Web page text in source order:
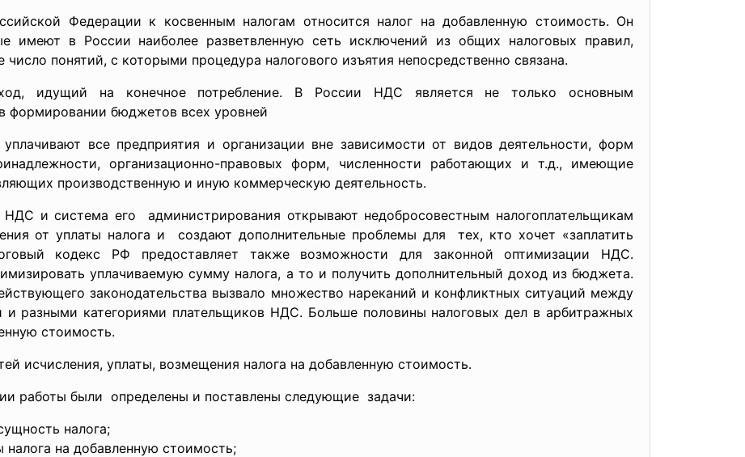
Федерации к косвенным налогам относится налог на добавленную стоимость. Он
имеют в России наиболее разветвленную сеть исключений из общих налоговых правил,
понятий, с которыми процедура налогового изъятия непосредственно связана.
идущий на конечное потребление. В России НДС является не только основным
формировании бюджетов всех уровней
все предприятия и организации вне зависимости от видов деятельности, форм
организационно-правовых форм, численности работающих и т.д., имеющие
производственную и иную коммерческую деятельность.
и система его администрирования открывают недобросовестным налогоплательщикам
от уплаты налога и создают дополнительные проблемы для тех, кто хочет «заплатить
кодекс РФ предоставляет также возможности для законной оптимизации НДС.
уплачиваемую сумму налога, а то и получить дополнительный доход из бюджета.
законодательства вызвало множество нареканий и конфликтных ситуаций между
и разными категориями плательщиков НДС. Больше половины налоговых дел в арбитражных
стоимость.
исчисления, уплаты, возмещения налога на добавленную стоимость.
работы были определены и поставлены следующие задачи:
налога;
на добавленную стоимость;